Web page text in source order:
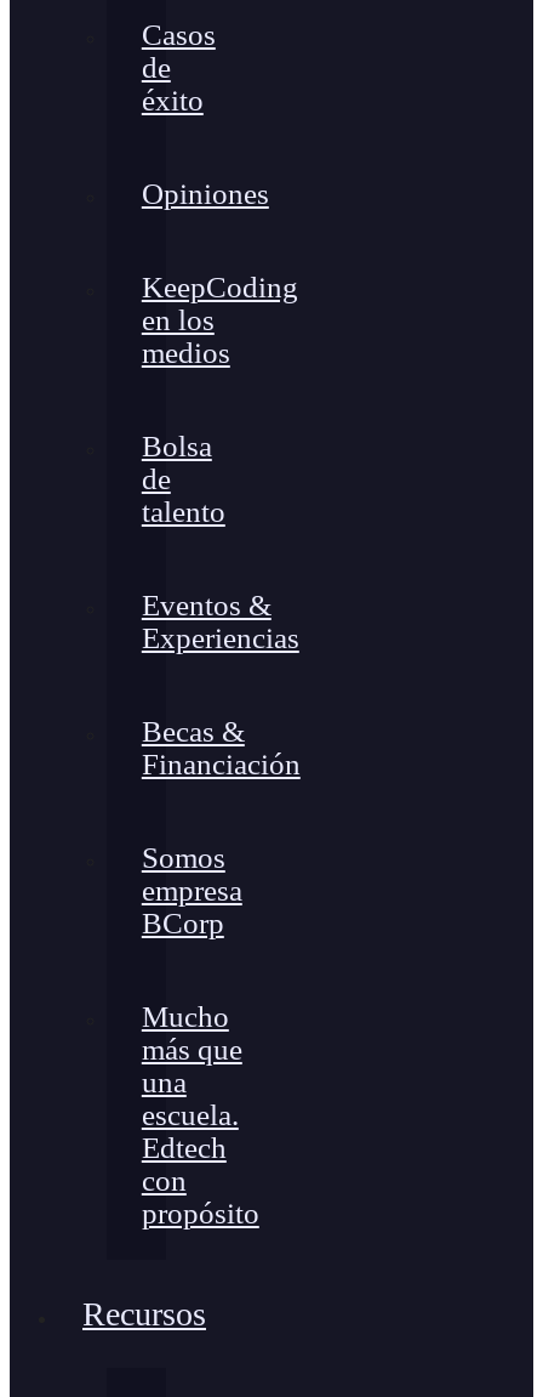
Casos
de
éxito
Opiniones
KeepCoding
en los
medios
Bolsa
de
talento
Eventos &
Experiencias
Becas &
Financiación
Somos
empresa
BCorp
Mucho
más que
una
escuela.
Edtech
con
propósito
Recursos